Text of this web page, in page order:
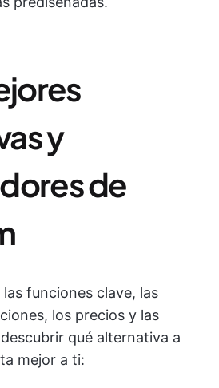
y
de
funciones clave, las
los precios y las
qué alternativa a
mejor a ti: